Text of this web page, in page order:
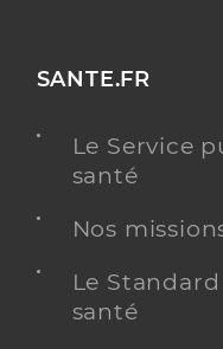
SANTE.FR
Le Service
santé
Nos
Le
santé